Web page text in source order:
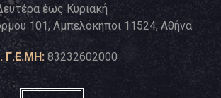
έως Κυριακή
101, Αμπελόκηποι 11524, Αθήνα
Γ.Ε.ΜΗ: 83232602000